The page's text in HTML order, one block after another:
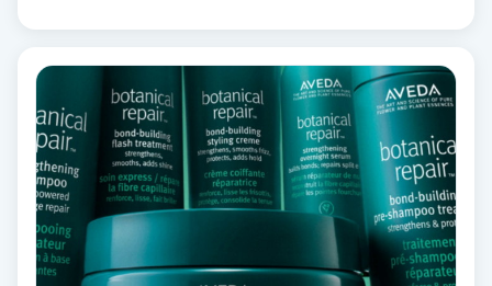
Ortobionomi
Ortopedi
Osteopati
Paraffinbehandling